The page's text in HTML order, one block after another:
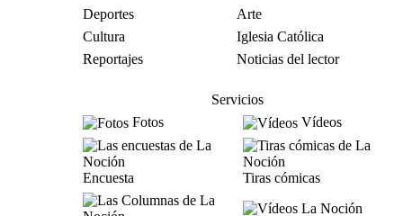
Deportes
Arte
Cultura
Iglesia Católica
Reportajes
Noticias del lector
Servicios
Fotos
Vídeos
Encuesta Tiras cómicas